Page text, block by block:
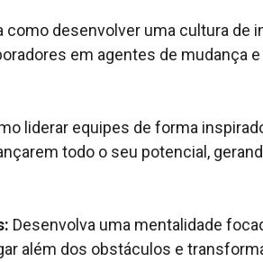
como desenvolver uma cultura de
em agentes de mudança
liderar equipes de forma
todo o seu potencial,
Desenvolva uma mentalidade
além dos obstáculos e